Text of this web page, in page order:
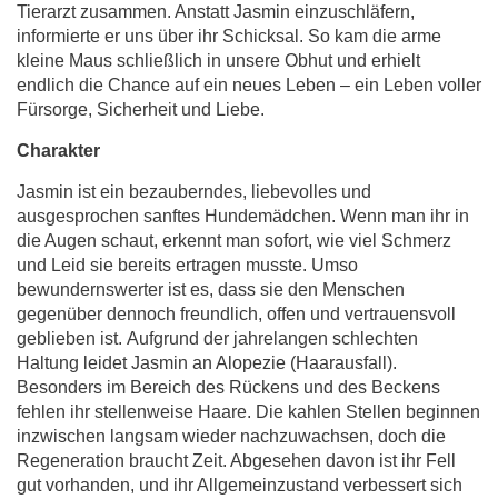
Tierarzt zusammen. Anstatt Jasmin einzuschläfern,
informierte er uns über ihr Schicksal. So kam die arme
kleine Maus schließlich in unsere Obhut und erhielt
endlich die Chance auf ein neues Leben – ein Leben voller
Fürsorge, Sicherheit und Liebe.
Charakter
Jasmin ist ein bezauberndes, liebevolles und
ausgesprochen sanftes Hundemädchen. Wenn man ihr in
die Augen schaut, erkennt man sofort, wie viel Schmerz
und Leid sie bereits ertragen musste. Umso
bewundernswerter ist es, dass sie den Menschen
gegenüber dennoch freundlich, offen und vertrauensvoll
geblieben ist. Aufgrund der jahrelangen schlechten
Haltung leidet Jasmin an Alopezie (Haarausfall).
Besonders im Bereich des Rückens und des Beckens
fehlen ihr stellenweise Haare. Die kahlen Stellen beginnen
inzwischen langsam wieder nachzuwachsen, doch die
Regeneration braucht Zeit. Abgesehen davon ist ihr Fell
gut vorhanden, und ihr Allgemeinzustand verbessert sich